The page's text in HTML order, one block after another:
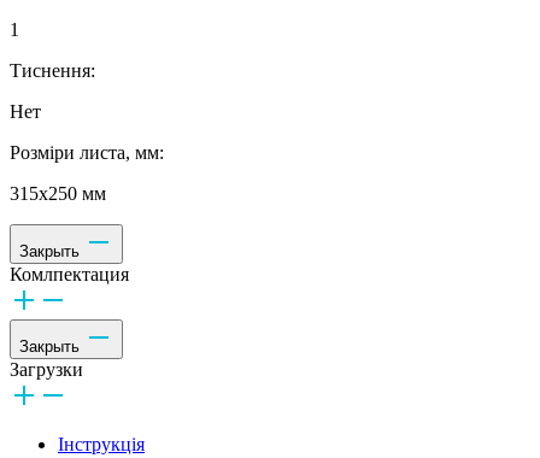
1
Тиснення:
Нет
Розміри листа, мм:
315х250 мм
Закрыть
Комлпектация
Закрыть
Загрузки
Інструкція